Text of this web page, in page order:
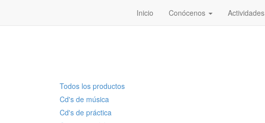
Inicio Conócenos Actividades
Todos los productos
Cd's de música
Cd's de práctica